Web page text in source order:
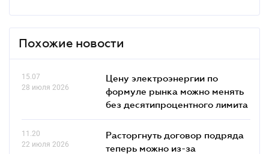
Похожие новости
15.07
28 июля 2026
Цену электроэнергии по
формуле рынка можно менять
без десятипроцентного лимита
11.20
22 июля 2026
Расторгнуть договор подряда
теперь можно из-за